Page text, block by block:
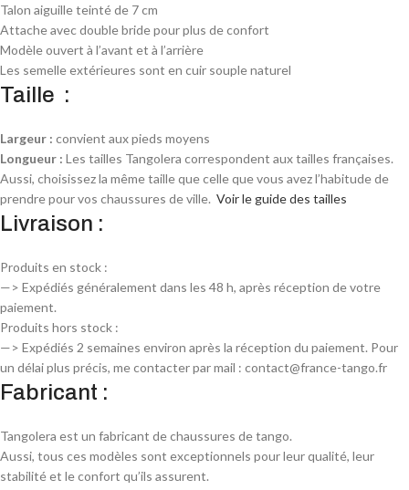
Talon aiguille teinté de 7 cm
Attache avec double bride pour plus de confort
Modèle ouvert à l’avant et à l’arrière
Les semelle extérieures sont en cuir souple naturel
Taille :
Largeur : convient aux pieds moyens
Longueur : Les tailles Tangolera correspondent aux tailles françaises.
Aussi, choisissez la même taille que celle que vous avez l’habitude de
prendre pour vos chaussures de ville. Voir le guide des tailles
Livraison :
Produits en stock :
—> Expédiés généralement dans les 48 h, après réception de votre
paiement.
Produits hors stock :
—> Expédiés 2 semaines environ après la réception du paiement. Pour
un délai plus précis, me contacter par mail : contact@france-tango.fr
Fabricant :
Tangolera est un fabricant de chaussures de tango.
Aussi, tous ces modèles sont exceptionnels pour leur qualité, leur
stabilité et le confort qu’ils assurent.